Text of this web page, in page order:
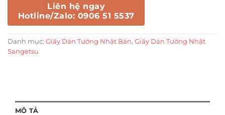
Liên hệ ngay
Hotline/Zalo: 0906 51 5537
Danh mục: Giấy Dán Tường Nhật Bản, Giấy Dán Tường Nhật
Sangetsu
MÔ TẢ